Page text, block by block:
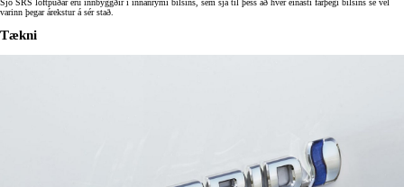
Sjö SRS loftpúðar eru innbyggðir í innanrými bílsins, sem sjá til þess að hver einasti farþegi bílsins sé vel
varinn þegar árekstur á sér stað.
Tækni